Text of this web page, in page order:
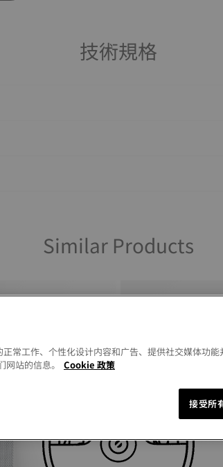
技術規格
Similar Products
常工作、个性化设计内容和广告、提供社交媒体功
站的信息。
Cookie 政策
接受所